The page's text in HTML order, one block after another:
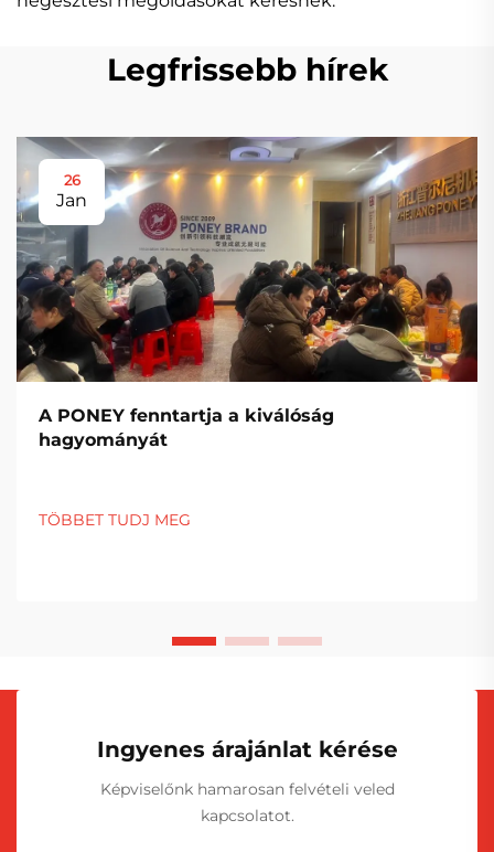
Legfrissebb hírek
26
Jan
A PONEY fenntartja a kiválóság
hagyományát
TÖBBET TUDJ MEG
Ingyenes árajánlat kérése
Képviselőnk hamarosan felvételi veled
kapcsolatot.